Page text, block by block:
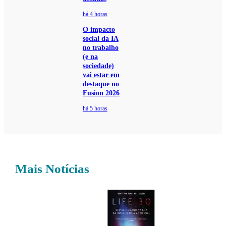
há 4 horas
O impacto
social da IA
no trabalho
(e na
sociedade)
vai estar em
destaque no
Fusion 2026
há 5 horas
Mais Notícias